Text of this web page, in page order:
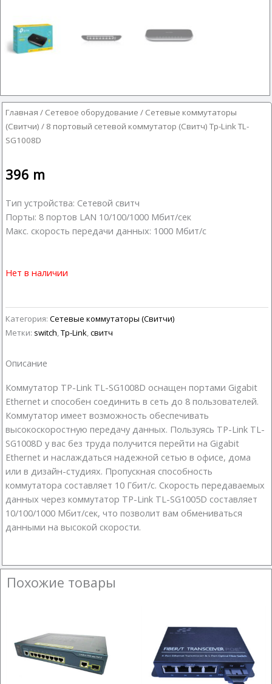
Главная / Сетевое оборудование / Сетевые коммутаторы
(Свитчи) / 8 портовый сетевой коммутатор (Свитч) Tp-Link TL-
SG1008D
396 m
Тип устройства: Сетевой свитч
Порты: 8 портов LAN 10/100/1000 Мбит/сек
Макс. скорость передачи данных: 1000 Мбит/с
Нет в наличии
Категория: Сетевые коммутаторы (Свитчи)
Метки: switch,Tp-Link,свитч
Описание
Коммутатор TP-Link TL-SG1008D оснащен портами Gigabit
Ethernet и способен соединить в сеть до 8 пользователей.
Коммутатор имеет возможность обеспечивать
высокоскоростную передачу данных. Пользуясь TP-Link TL-
SG1008D у вас без труда получится перейти на Gigabit
Ethernet и наслаждаться надежной сетью в офисе, дома
или в дизайн-студиях. Пропускная способность
коммутатора составляет 10 Гбит/с. Скорость передаваемых
данных через коммутатор TP-Link TL-SG1005D составляет
10/100/1000 Мбит/сек, что позволит вам обмениваться
данными на высокой скорости.
Похожие товары